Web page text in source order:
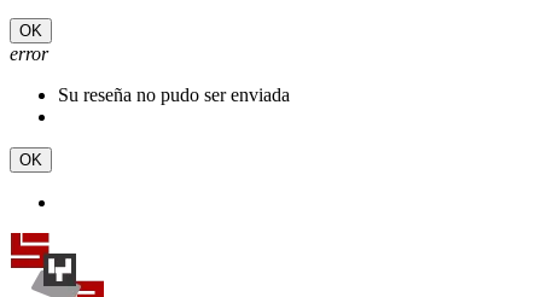
OK
error
Su reseña no pudo ser enviada
OK